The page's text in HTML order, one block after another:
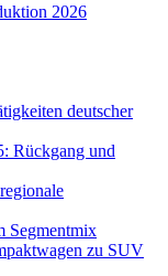
2026
deutscher
Rückgang und
Segmentmix
zu SUV